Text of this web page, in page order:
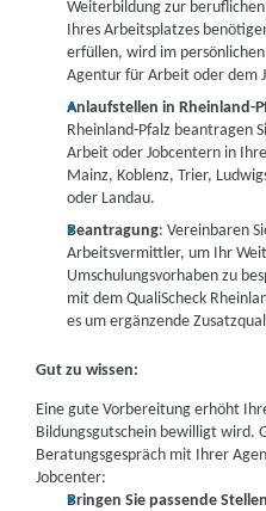
Partner
weitere
Fortbildungsakademie
gemeinnützige
21, 55469 Simmern
weitere
Berger Bildungsinstitut
67346 SpeyerPartner
Lernstudio Barbarossa /
GmbH | Ludwigstraße 1,
weitere
Weiterbildung zur
Ihres Arbeitsplatzes
erfüllen, wird im
Agentur für Arbeit oder dem
Anlaufstellen in Rheinland-
Rheinland-Pfalz beantragen
Arbeit oder Jobcentern in
Mainz, Koblenz, Trier,
oder Landau.
Beantragung: Vereinbaren
Arbeitsvermittler, um Ihr
Umschulungsvorhaben zu
mit dem QualiScheck
es um ergänzende
Gut zu wissen:
Eine gute Vorbereitung erhöht
Bildungsgutschein bewilligt wird.
Beratungsgespräch mit Ihrer
Jobcenter:
Bringen Sie passende